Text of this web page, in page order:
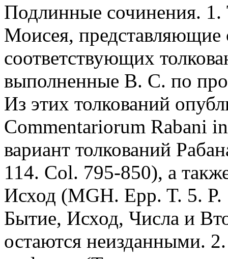
Подлинные сочинения.
Моисея, представляющие
соответствующих
выполненные В. С. по
Из этих толкований
Commentariorum Rabani
вариант толкований
114. Col. 795-850), а
Исход (MGH. Epp. T. 5.
Бытие, Исход, Числа и
остаются неизданными.